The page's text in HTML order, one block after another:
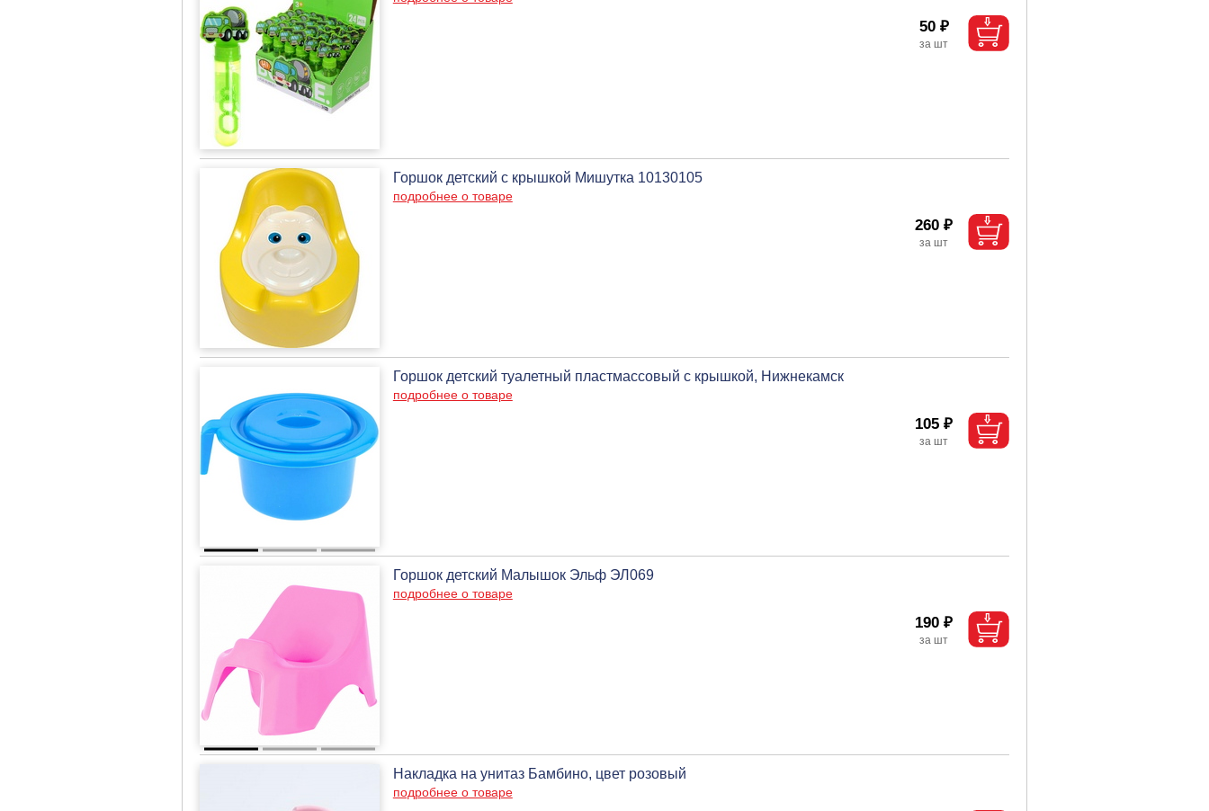
50 ₽
Горшок детский с крышкой Мишутка 10130105
подробнее о товаре
260 ₽
Горшок детский туалетный пластмассовый с крышкой, Нижнекамск
подробнее о товаре
105 ₽
Горшок детский Малышок Эльф ЭЛ069
подробнее о товаре
190 ₽
Накладка на унитаз Бамбино, цвет розовый
подробнее о товаре